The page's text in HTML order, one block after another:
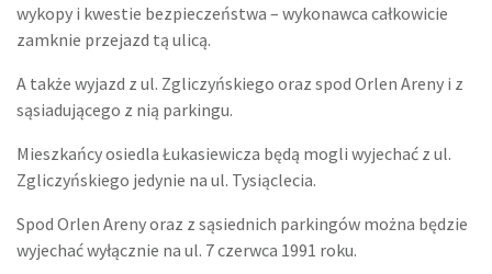
wykopy i kwestie bezpieczeństwa – wykonawca całkowicie
zamknie przejazd tą ulicą.
A także wyjazd z ul. Zgliczyńskiego oraz spod Orlen Areny i z
sąsiadującego z nią parkingu.
Mieszkańcy osiedla Łukasiewicza będą mogli wyjechać z ul.
Zgliczyńskiego jedynie na ul. Tysiąclecia.
Spod Orlen Areny oraz z sąsiednich parkingów można będzie
wyjechać wyłącznie na ul. 7 czerwca 1991 roku.